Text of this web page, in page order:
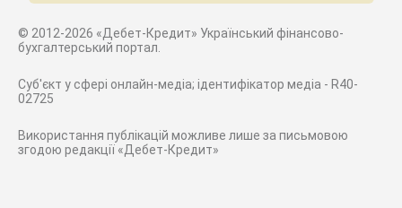
© 2012-2026 «Дебет-Кредит» Український фінансово-
бухгалтерський портал.
Суб'єкт у сфері онлайн-медіа; ідентифікатор медіа - R40-
02725
Використання публікацій можливе лише за письмовою
згодою редакції «Дебет-Кредит»